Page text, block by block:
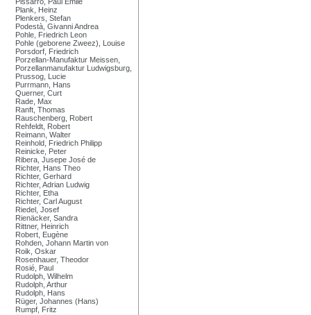
Plank, Heinz
Plenkers, Stefan
Podestà, Givanni Andrea
Pohle, Friedrich Leon
Pohle (geborene Zweez), Louise
Porsdorf, Friedrich
Porzellan-Manufaktur Meissen,
Porzellanmanufaktur Ludwigsburg,
Prussog, Lucie
Purrmann, Hans
Querner, Curt
Rade, Max
Ranft, Thomas
Rauschenberg, Robert
Rehfeldt, Robert
Reimann, Walter
Reinhold, Friedrich Philipp
Reinicke, Peter
Ribera, Jusepe José de
Richter, Hans Theo
Richter, Gerhard
Richter, Adrian Ludwig
Richter, Etha
Richter, Carl August
Riedel, Josef
Rienäcker, Sandra
Rittner, Heinrich
Robert, Eugène
Rohden, Johann Martin von
Roik, Oskar
Rosenhauer, Theodor
Rosié, Paul
Rudolph, Wilhelm
Rudolph, Arthur
Rudolph, Hans
Rüger, Johannes (Hans)
Rumpf, Fritz